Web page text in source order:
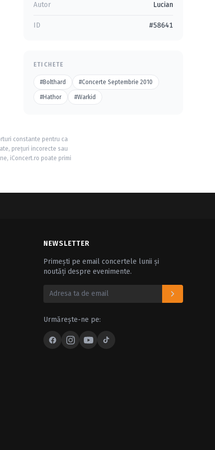
Autor Lucian
ID #58641
ETICHETE
#Bolthard #Concerte Septembrie 2010
#Hathor #Warkid
constante pentru ca
prețuri incorecte sau
iConcert.ro poate primi
NEWSLETTER
Primești pe email concertele lunii și
noutăți despre evenimente.
Urmărește-ne pe: